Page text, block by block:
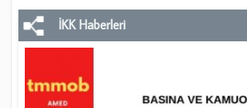
İKK Haberleri